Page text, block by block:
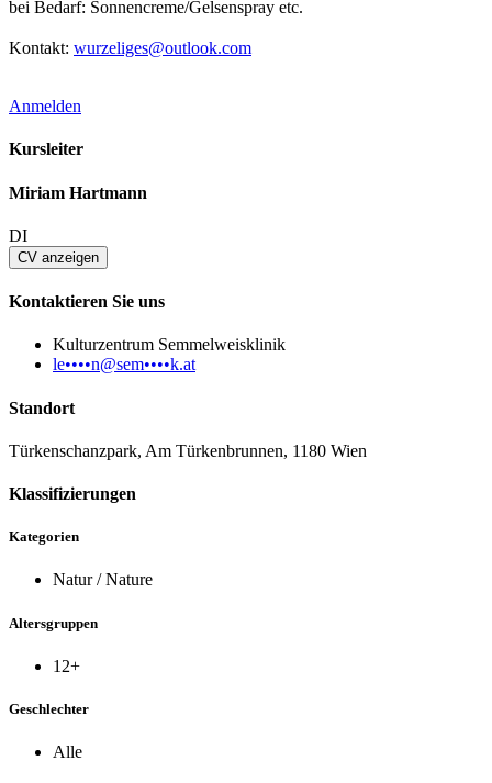
bei Bedarf: Sonnencreme/Gelsenspray etc.
Kontakt: wurzeliges@outlook.com
Anmelden
Kursleiter
Miriam Hartmann
DI
CV anzeigen
Kontaktieren Sie uns
Kulturzentrum Semmelweisklinik
le••••n@sem••••k.at
Standort
Türkenschanzpark, Am Türkenbrunnen, 1180 Wien
Klassifizierungen
Kategorien
Natur / Nature
Altersgruppen
12+
Geschlechter
Alle